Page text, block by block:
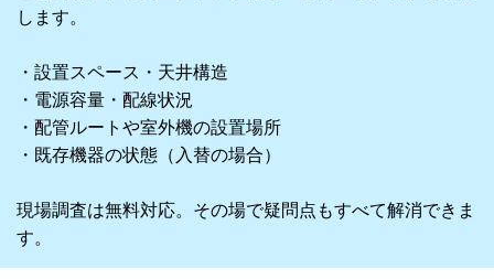
します。
・設置スペース・天井構造
・電源容量・配線状況
・配管ルートや室外機の設置場所
・既存機器の状態（入替の場合）
現場調査は無料対応。その場で疑問点もすべて解消できま
す。